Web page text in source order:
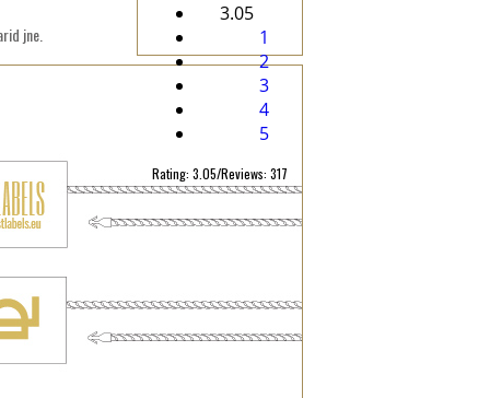
jne.
3.05
1
2
3
4
5
Rating: 3.05/Reviews: 317